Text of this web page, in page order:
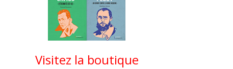
Visitez la boutique